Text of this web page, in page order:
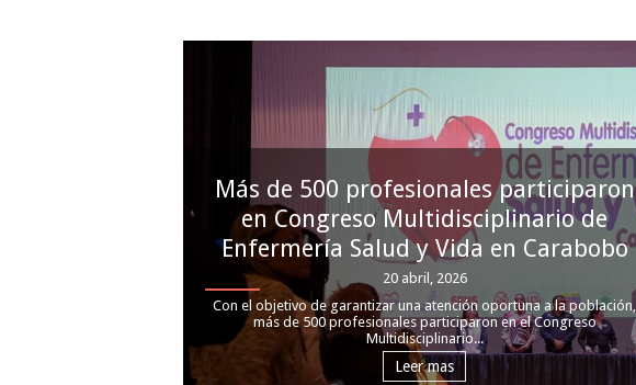
Más de 500 profesionales participaron
en Congreso Multidisciplinario de
Enfermería Salud y Vida en Carabobo
20 abril, 2026
Con el objetivo de garantizar una atención oportuna a la población,
más de 500 profesionales participaron en el Congreso
Multidisciplinario...
Leer mas